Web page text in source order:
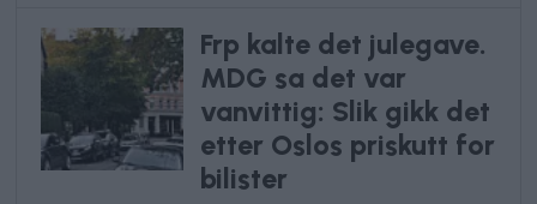
Frp kalte det julegave.
MDG sa det var
vanvittig: Slik gikk det
etter Oslos priskutt for
bilister